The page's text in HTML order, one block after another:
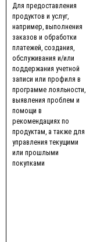
Для предоставления
продуктов и услуг,
например, выполнения
заказов и обработки
платежей, создания,
обслуживания и/или
поддержания учетной
записи или профиля в
программе лояльности,
выявления проблем и
помощи в
рекомендациях по
продуктам, а также для
управления текущими
или прошлыми
покупками